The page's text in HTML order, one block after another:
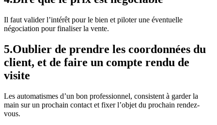
Il faut valider l’intérêt pour le bien et piloter une éventuelle
négociation pour finaliser la vente.
5.Oublier de prendre les coordonnées du
client, et de faire un compte rendu de
visite
Les automatismes d’un bon professionnel, consistent à garder la
main sur un prochain contact et fixer l’objet du prochain rendez-
vous.